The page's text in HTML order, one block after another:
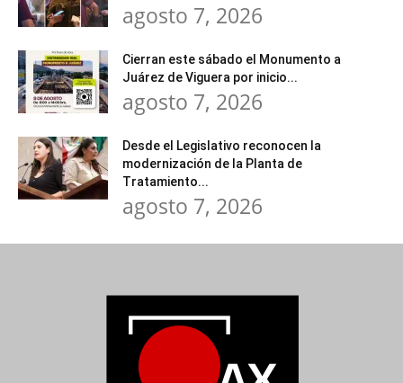
agosto 7, 2026
Cierran este sábado el Monumento a
Juárez de Viguera por inicio...
agosto 7, 2026
Desde el Legislativo reconocen la
modernización de la Planta de
Tratamiento...
agosto 7, 2026